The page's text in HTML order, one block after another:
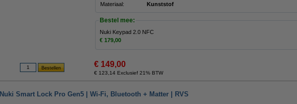
Materiaal:
Kunststof
Bestel mee:
Nuki Keypad 2.0 NFC
€ 179,00
€ 149,00
€ 123,14 Exclusief 21% BTW
Nuki Smart Lock Pro Gen5 | Wi-Fi, Bluetooth + Matter | RVS